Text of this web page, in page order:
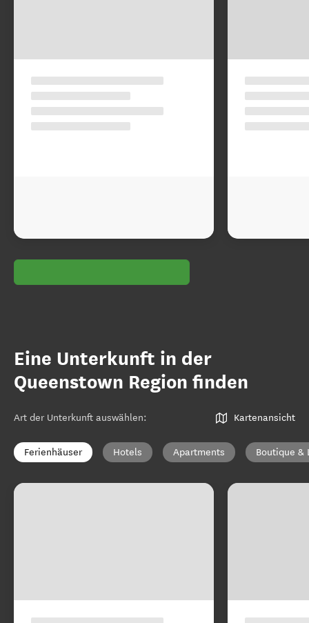
Eine Unterkunft in der
Queenstown Region finden
Art der Unterkunft auswählen: Kartenansicht
Ferienhäuser Hotels Apartments Boutique &